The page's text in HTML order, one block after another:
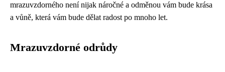
mrazuvzdorného není nijak náročné a odměnou vám bude krása
a vůně, která vám bude dělat radost po mnoho let.
Mrazuvzdorné odrůdy